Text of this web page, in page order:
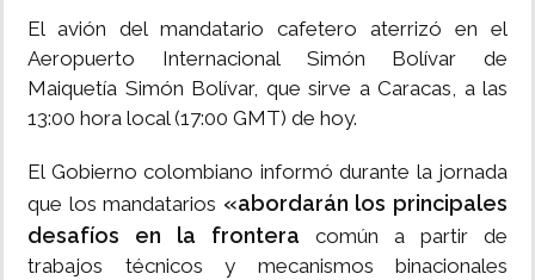
El avión del mandatario cafetero aterrizó en el
Aeropuerto Internacional Simón Bolívar de
Maiquetía Simón Bolívar, que sirve a Caracas, a las
13:00 hora local (17:00 GMT) de hoy.
El Gobierno colombiano informó durante la jornada
que los mandatarios «abordarán los principales
desafíos en la frontera común a partir de
trabajos técnicos y mecanismos binacionales